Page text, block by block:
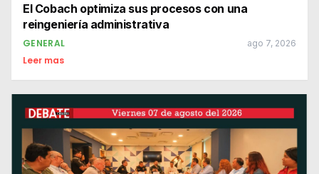
El Cobach optimiza sus procesos con una
reingeniería administrativa
GENERAL ago 7, 2026
Leer mas